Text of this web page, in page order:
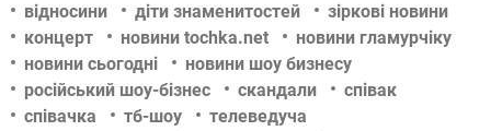
відносини
діти знаменитостей
зіркові новини
концерт
новини tochka.net
новини гламурчіку
новини сьогодні
новини шоу бизнесу
російський шоу-бізнес
скандали
співак
співачка
тб-шоу
телеведуча